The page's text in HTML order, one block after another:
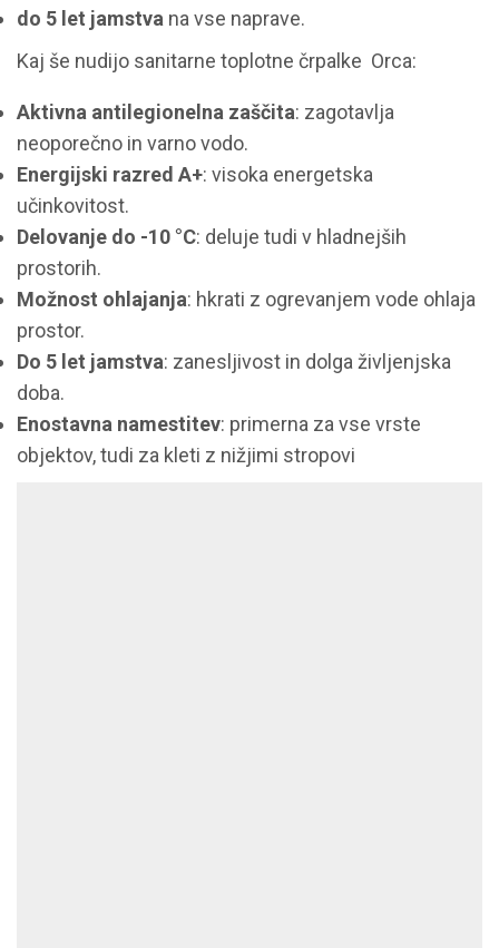
do 5 let jamstva na vse naprave.
Kaj še nudijo sanitarne toplotne črpalke Orca:
Aktivna antilegionelna zaščita: zagotavlja
neoporečno in varno vodo.
Energijski razred A+: visoka energetska
učinkovitost.
Delovanje do -10 °C: deluje tudi v hladnejših
prostorih.
Možnost ohlajanja: hkrati z ogrevanjem vode ohlaja
prostor.
Do 5 let jamstva: zanesljivost in dolga življenjska
doba.
Enostavna namestitev: primerna za vse vrste
objektov, tudi za kleti z nižjimi stropovi